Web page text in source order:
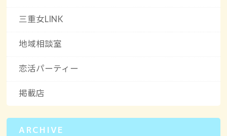
三重女LINK
地域相談室
恋活パーティー
掲載店
ARCHIVE